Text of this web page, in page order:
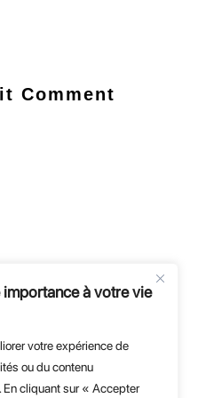
à votre vie
votre expérience de
ou du contenu
En cliquant sur « Accepter